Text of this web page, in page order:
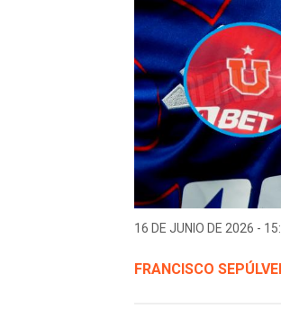
16 DE JUNIO DE 2026 -
FRANCISCO